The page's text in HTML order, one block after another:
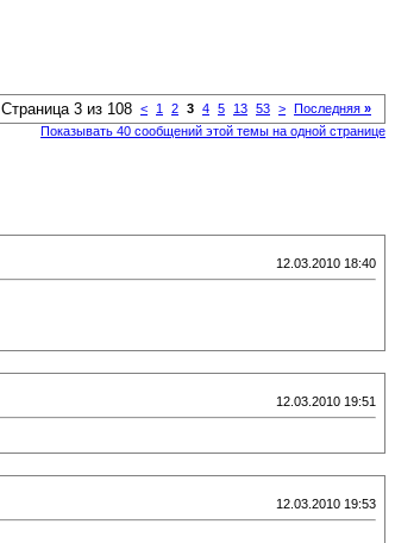
Страница 3 из 108 < 1 2 3 4 5 13 53 > Последняя »
Показывать 40 сообщений этой темы на одной странице
12.03.2010 18:40
12.03.2010 19:51
12.03.2010 19:53